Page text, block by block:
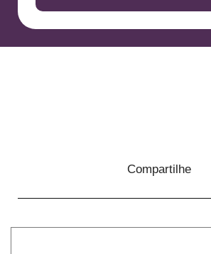
Compartilhe